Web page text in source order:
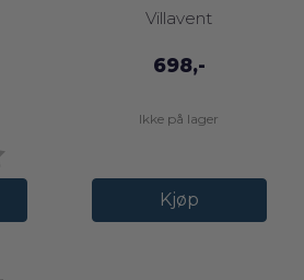
Villavent
Villavent
698,-
Ikke på lager
Kjøp